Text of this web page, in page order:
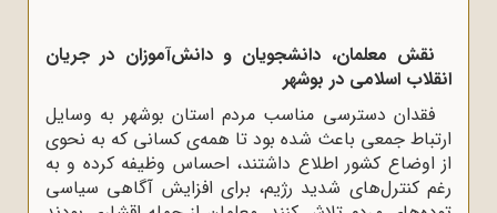
نقش معلمان، دانشجویان و دانش‌آموزان در جریان
انقلاب اسلامی در بوشهر
فقدان دسترسی مناسب مردم استان بوشهر به وسایل
ارتباط جمعی باعث شده بود تا همه‌ی کسانی که به نحوی
از اوضاع کشور اطلاع داشتند، احساس وظیفه کرده و به
رغم کنترل‌های شدید رژیم، برای افزایش آگاهی سیاسی